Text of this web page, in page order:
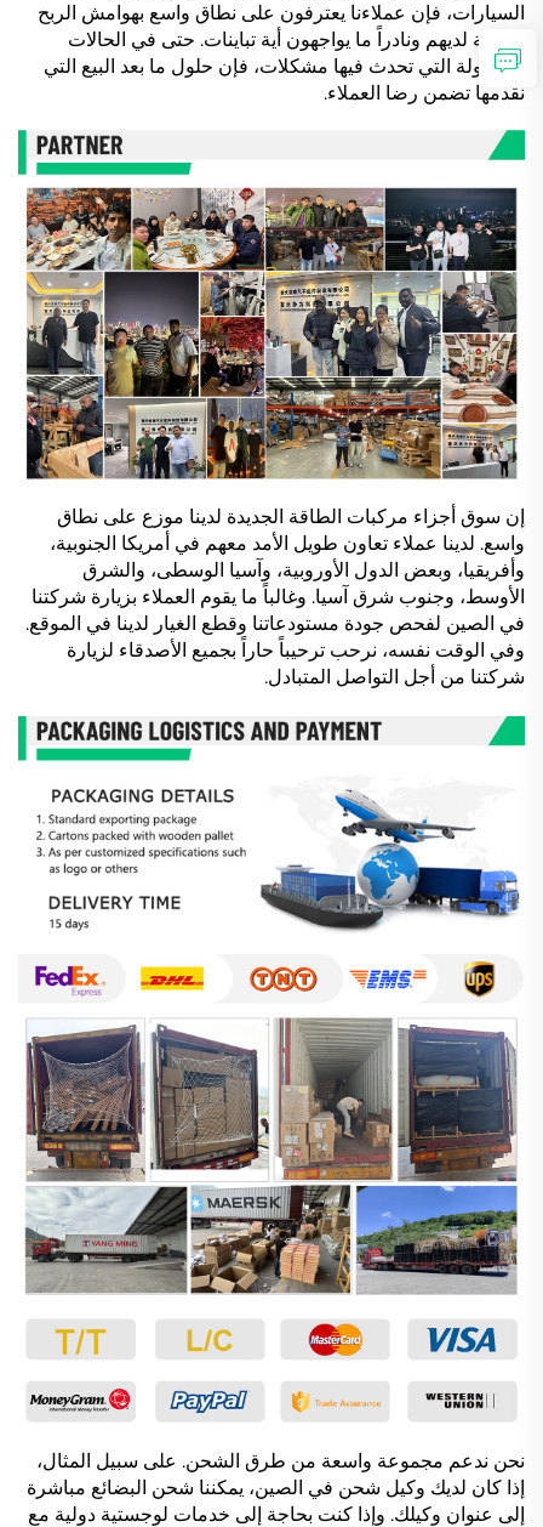
السيارات، فإن عملاءنا يعترفون على نطاق واسع بهوامش الربح
الحالية لديهم ونادراً ما يواجهون أية تباينات. حتى في الحالات
المعزولة التي تحدث فيها مشكلات، فإن حلول ما بعد البيع التي
نقدمها تضمن رضا العملاء.
إن سوق أجزاء مركبات الطاقة الجديدة لدينا موزع على نطاق
واسع. لدينا عملاء تعاون طويل الأمد معهم في أمريكا الجنوبية،
وأفريقيا، وبعض الدول الأوروبية، وآسيا الوسطى، والشرق
الأوسط، وجنوب شرق آسيا. وغالباً ما يقوم العملاء بزيارة شركتنا
في الصين لفحص جودة مستودعاتنا وقطع الغيار لدينا في الموقع.
وفي الوقت نفسه، نرحب ترحيباً حاراً بجميع الأصدقاء لزيارة
شركتنا من أجل التواصل المتبادل.
نحن ندعم مجموعة واسعة من طرق الشحن. على سبيل المثال،
إذا كان لديك وكيل شحن في الصين، يمكننا شحن البضائع مباشرة
إلى عنوان وكيلك. وإذا كنت بحاجة إلى خدمات لوجستية دولية مع